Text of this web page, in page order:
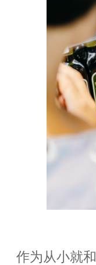
作为从小就